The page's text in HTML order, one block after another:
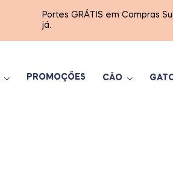
Portes GRÁTIS em Compras
já.
PROMOÇÕES CÃO